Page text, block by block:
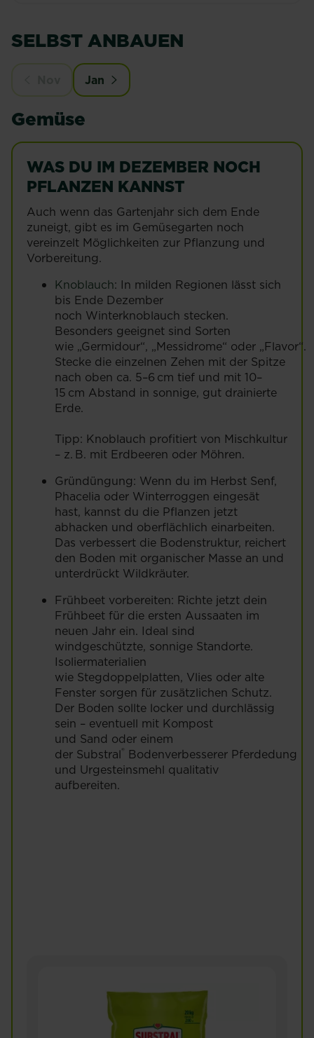
SELBST ANBAUEN
Jan
Gemüse
WAS DU IM DEZEMBER NOCH
PFLANZEN KANNST
Auch wenn das Gartenjahr sich dem Ende
zuneigt, gibt es im Gemüsegarten noch
vereinzelt Möglichkeiten zur Pflanzung und
Vorbereitung.
Knoblauch: In milden Regionen lässt sich
bis Ende Dezember
noch Winterknoblauch stecken.
Besonders geeignet sind Sorten
wie „Germidour“, „Messidrome“ oder „Flavor“.
Stecke die einzelnen Zehen mit der Spitze
nach oben ca. 5–6 cm tief und mit 10–
15 cm Abstand in sonnige, gut drainierte
Erde.
Tipp: Knoblauch profitiert von Mischkultur
– z. B. mit Erdbeeren oder Möhren.
Gründüngung: Wenn du im Herbst Senf,
Phacelia oder Winterroggen eingesät
hast, kannst du die Pflanzen jetzt
abhacken und oberflächlich einarbeiten.
Das verbessert die Bodenstruktur, reichert
den Boden mit organischer Masse an und
unterdrückt Wildkräuter.
Frühbeet vorbereiten: Richte jetzt dein
Frühbeet für die ersten Aussaaten im
neuen Jahr ein. Ideal sind
windgeschützte, sonnige Standorte.
Isoliermaterialien
wie Stegdoppelplatten, Vlies oder alte
Fenster sorgen für zusätzlichen Schutz.
Der Boden sollte locker und durchlässig
sein – eventuell mit Kompost
und Sand oder einem
der Substral® Bodenverbesserer Pferdedung
und Urgesteinsmehl qualitativ
aufbereiten.